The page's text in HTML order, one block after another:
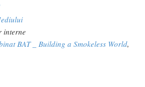
interne
BAT _ Building a Smokeless World,